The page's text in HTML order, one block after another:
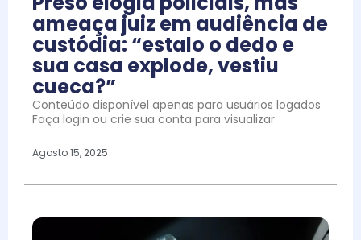
ameaça juiz em audiência de
custódia: “estalo o dedo e
sua casa explode, vestiu
cueca?”
Conteúdo disponível apenas para usuários logados
Faça login ou crie sua conta para visualizar
Agosto 15, 2025